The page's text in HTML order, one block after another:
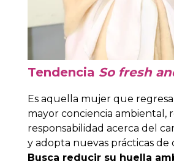
Tendencia So fresh
Es aquella mujer que regresa
mayor conciencia ambiental,
responsabilidad acerca del
y adopta nuevas prácticas de
Busca reducir su huella